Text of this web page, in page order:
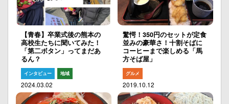
【青春】卒業式後の熊本の
高校生たちに聞いてみた！
「第二ボタン」ってまだあ
るん？
インタビュー 地域
2024.03.02
驚愕！350円のセットが定食
並みの豪華さ！十割そばに
コーヒーまで楽しめる「馬
方そば屋」
グルメ
2019.10.12